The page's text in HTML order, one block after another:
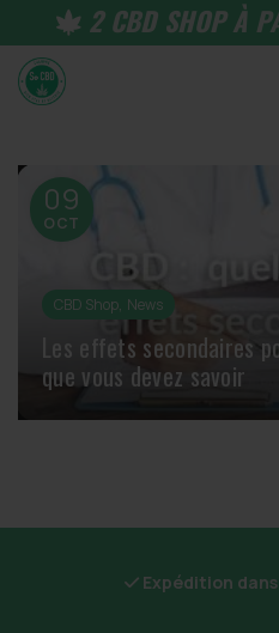
2 CBD SHOP À
09
OCT
CBD Shop, News
Les effets secondaires
que vous devez savoir
Expédition